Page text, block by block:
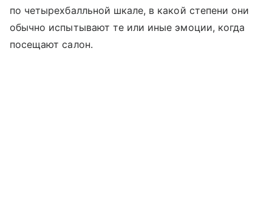
по четырехбалльной шкале, в какой степени они
обычно испытывают те или иные эмоции, когда
посещают салон.